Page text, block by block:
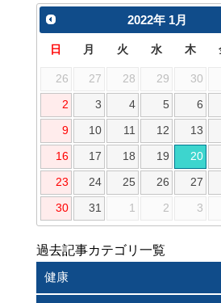
2022年 1月
日 月 火 水 木
26 27 28 29 30
2 3 4 5 6
9 10 11 12 13
16 17 18 19 20
23 24 25 26 27
30 31 1 2 3
過去記事カテゴリ一覧
健康